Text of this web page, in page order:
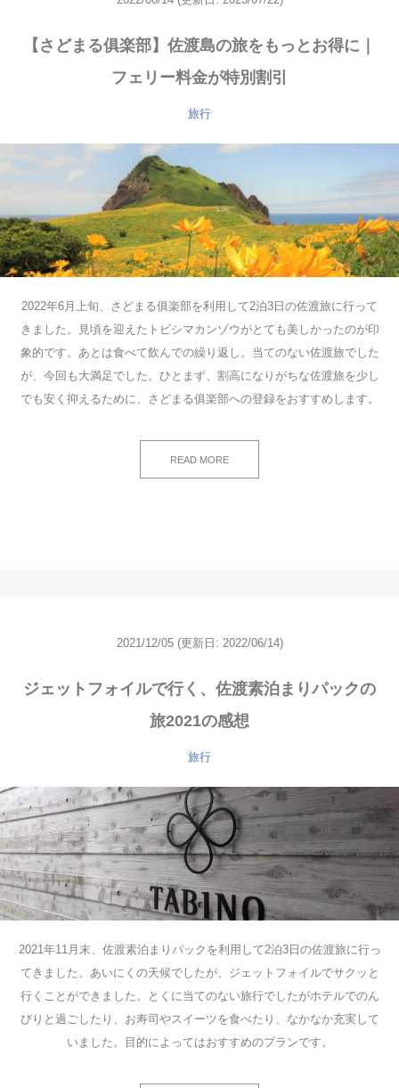
【さどまる俱楽部】佐渡島の旅をもっとお得に｜
フェリー料金が特別割引
旅行
2022年6月上旬、さどまる俱楽部を利用して2泊3日の佐渡旅に行って
きました。見頃を迎えたトビシマカンゾウがとても美しかったのが印
象的です。あとは食べて飲んでの繰り返し。当てのない佐渡旅でした
が、今回も大満足でした。ひとまず、割高になりがちな佐渡旅を少し
でも安く抑えるために、さどまる俱楽部への登録をおすすめします。
READ MORE
2021/12/05 (更新日: 2022/06/14)
ジェットフォイルで行く、佐渡素泊まりパックの
旅2021の感想
旅行
2021年11月末、佐渡素泊まりパックを利用して2泊3日の佐渡旅に行っ
てきました。あいにくの天候でしたが、ジェットフォイルでサクッと
行くことができました。とくに当てのない旅行でしたがホテルでのん
びりと過ごしたり、お寿司やスイーツを食べたり、なかなか充実して
いました。目的によってはおすすめのプランです。